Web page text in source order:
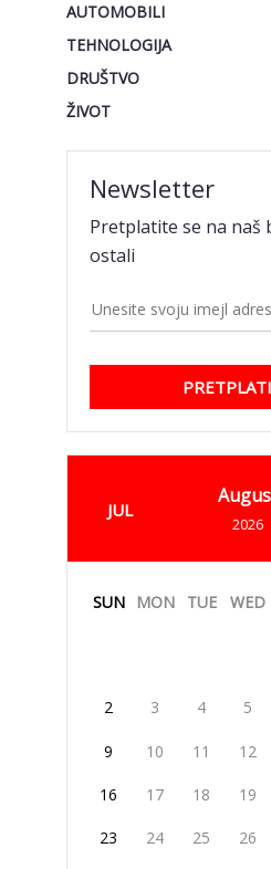
AUTOMOBILI
TEHNOLOGIJA
DRUŠTVO
ŽIVOT
Newsletter
Pretplatite se na naš
ostali
JUL
2026
SUN MON TUE WED
2 3 4 5
9 10 11 12
16 17 18 19
23 24 25 26